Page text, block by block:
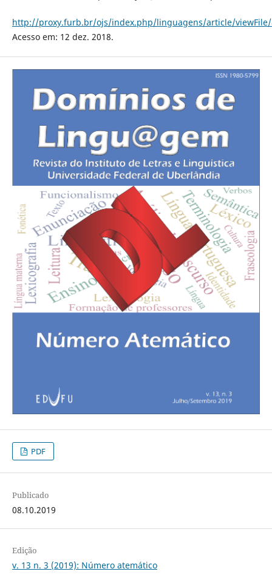
http://proxy.furb.br/ojs/index.php/linguagens/article/viewFile/
Acesso em: 12 dez. 2018.
PDF
Publicado
08.10.2019
Edição
v. 13 n. 3 (2019): Número atemático